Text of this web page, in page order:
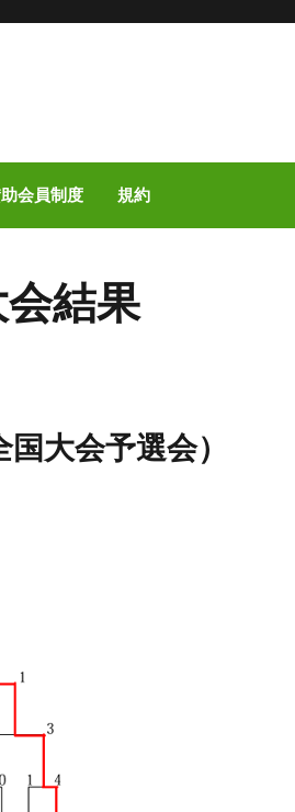
会員制度 規約
結果
大会予選会）